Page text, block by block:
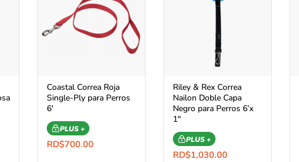
Coastal Correa Roja
Single-Ply para Perros
6′
PLUS +
RD$700.00
Riley & Rex Correa
Nailon Doble Capa
Negro para Perros 6’x
1″
PLUS +
RD$1,030.00